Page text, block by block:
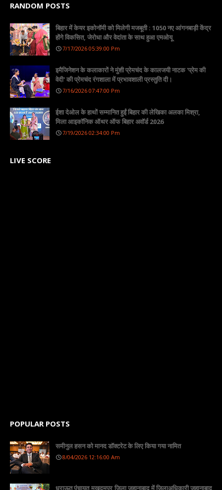
RANDOM POSTS
बिहार में केयर इकोनॉमी को मिलेगी मजबूती : 1050 नए आंगनबाड़ी केंद्र
होंगे विकसित, जेरोधा और वेदांता के साथ हुआ एमओयू
7/17/2026 05:39:00 Pm
इमैजिनेशन के कलाकारों ने मुंशी प्रेमचंद के कालजयी नाटक 'प्रेम की
वेदी' की प्रेमचंद रंगशाला में प्रभावशाली प्रस्तुति दी।
7/16/2026 07:47:00 Pm
ईशा देओल के हाथों सम्मानित हुईं बिहार की लेखिका अलका मिश्रा,
मिला आइकॉनिक ऑथर ऑफ बिहार अवॉर्ड 2026
7/19/2026 02:34:00 Pm
LIVE SCORE
POPULAR POSTS
समीनुल हसन को मानद डॉक्टरेट के लिए किया गया नामित
8/04/2026 12:16:00 Am